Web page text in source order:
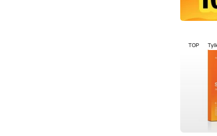
TOP